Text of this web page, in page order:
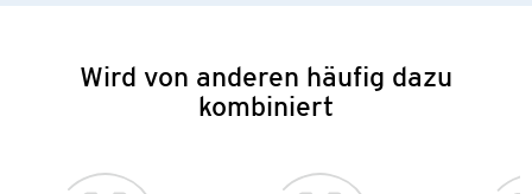
Wird von anderen häufig dazu
kombiniert